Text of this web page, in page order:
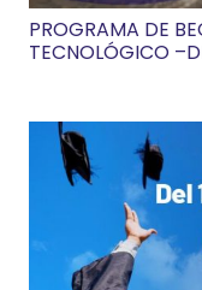
PROGRAMA DE
TECNOLÓGICO